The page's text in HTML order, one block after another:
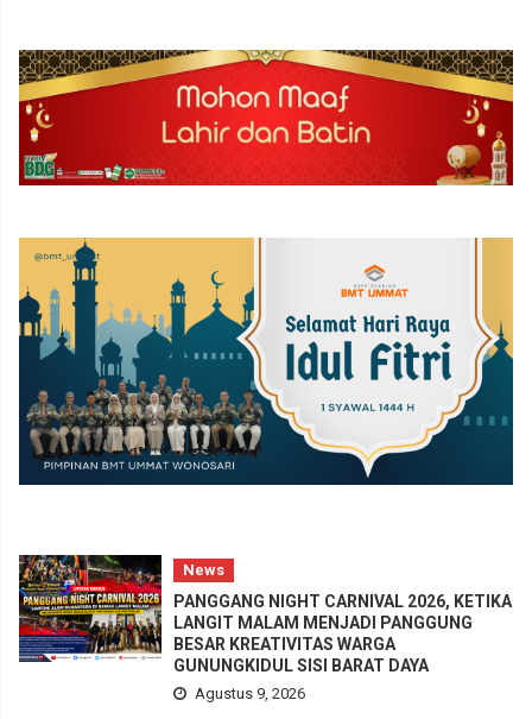
News
PANGGANG NIGHT CARNIVAL 2026, KETIKA
LANGIT MALAM MENJADI PANGGUNG
BESAR KREATIVITAS WARGA
GUNUNGKIDUL SISI BARAT DAYA
Agustus 9, 2026